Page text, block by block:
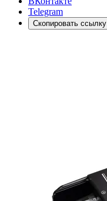
Telegram
Скопировать ссылку